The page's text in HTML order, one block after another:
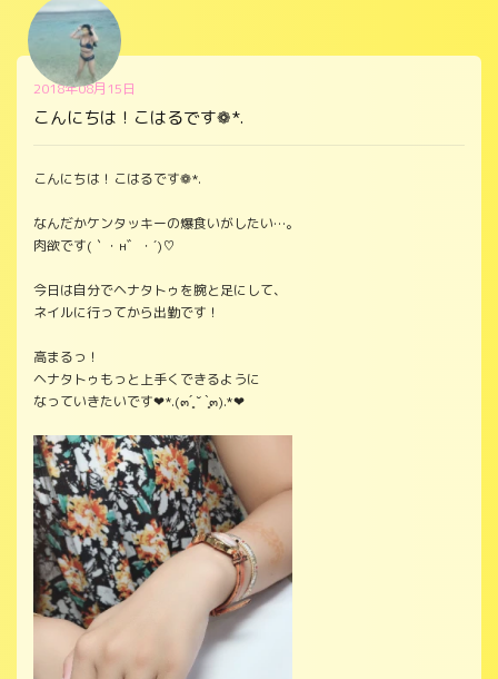
こんにちは！こはるです❁*.
2018年08月15日
こんにちは！こはるです❁*.
なんだかケンタッキーの爆食いがしたい…。
肉欲です(｀・н゛・´)♡
今日は自分でヘナタトゥを腕と足にして、
ネイルに行ってから出勤です！
高まるっ！
ヘナタトゥもっと上手くできるように
なっていきたいです❤*.(๓´͈ ˘ `͈๓).*❤